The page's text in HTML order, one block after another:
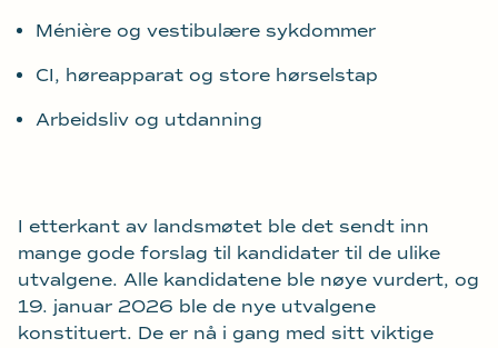
Ménière og vestibulære sykdommer
CI, høreapparat og store hørselstap
Arbeidsliv og utdanning
I etterkant av landsmøtet ble det sendt inn
mange gode forslag til kandidater til de ulike
utvalgene. Alle kandidatene ble nøye vurdert, og
19. januar 2026 ble de nye utvalgene
konstituert. De er nå i gang med sitt viktige